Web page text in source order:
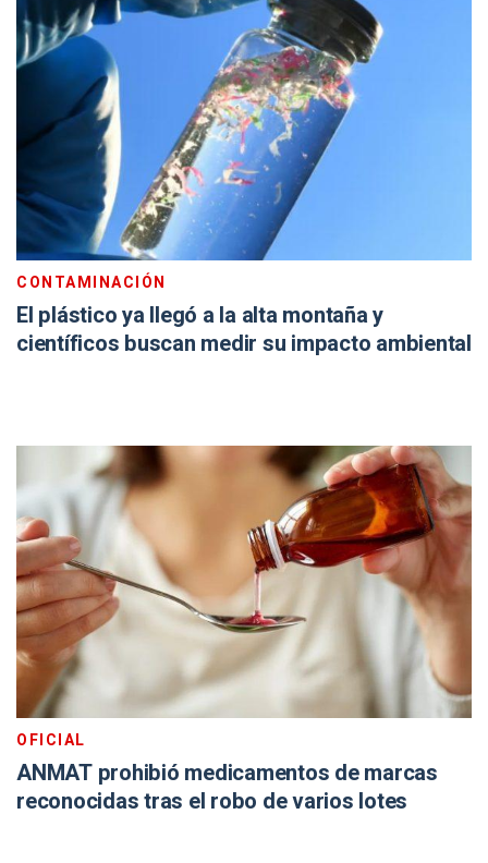
CONTAMINACIÓN
El plástico ya llegó a la alta montaña y
científicos buscan medir su impacto ambiental
OFICIAL
ANMAT prohibió medicamentos de marcas
reconocidas tras el robo de varios lotes